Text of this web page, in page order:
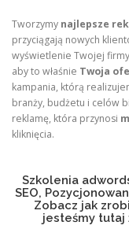
Tworzymy najlepsze
przyciągają nowych
wyświetlenie Twojej
aby to właśnie Twoja
kampania, którą
branży, budżetu i celów
reklamę, która przynosi
kliknięcia.
Szkolenia
SEO,
Zobacz jak
jesteśmy tutaj